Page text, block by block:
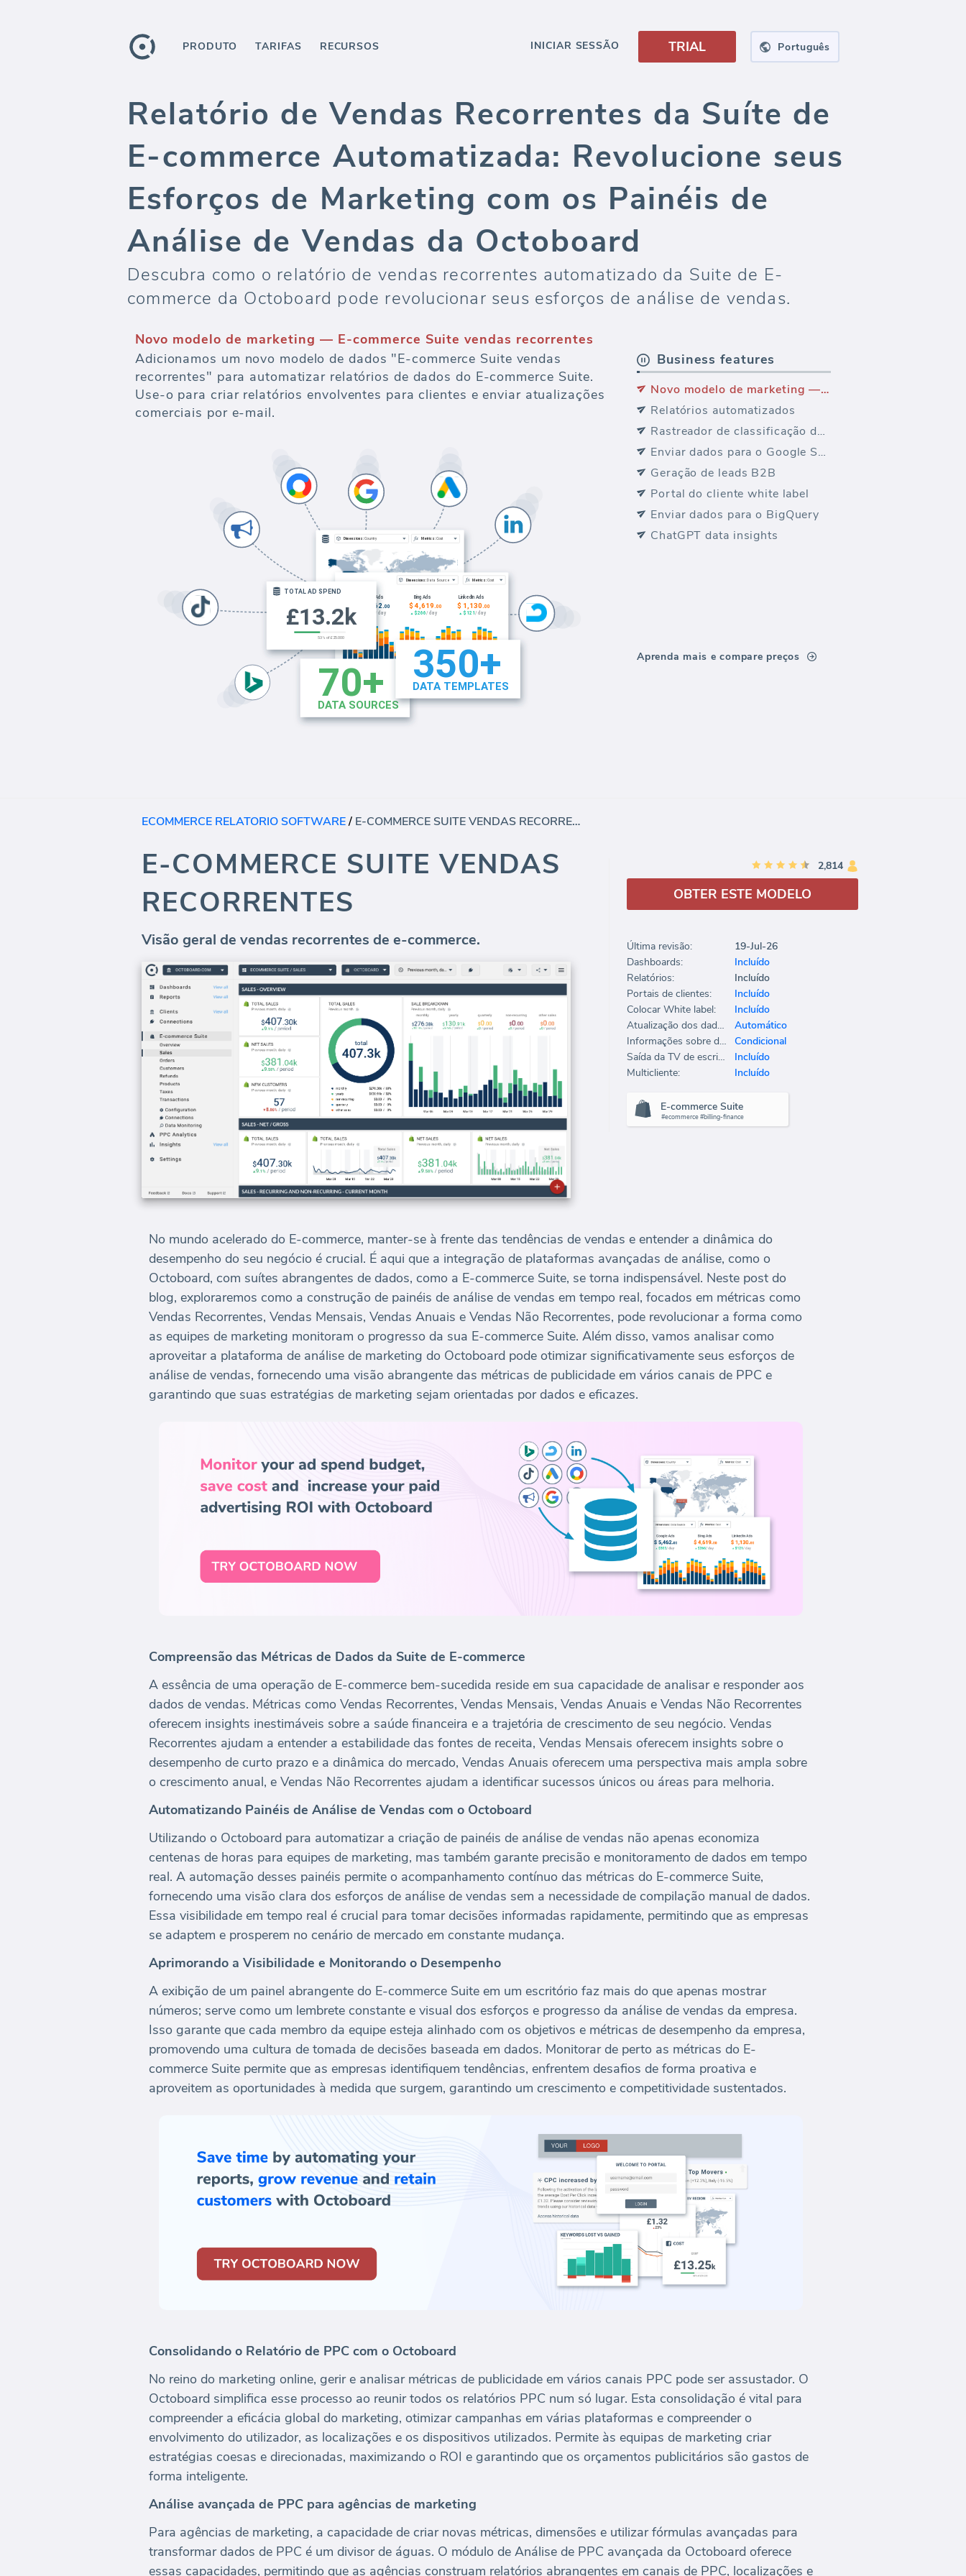
PRODUTO TARIFAS RECURSOS INICIAR SESSÃO TRIAL Português
Relatório de Vendas Recorrentes da Suíte de
E-commerce Automatizada: Revolucione seus
Esforços de Marketing com os Painéis de
Análise de Vendas da Octoboard
Descubra como o relatório de vendas recorrentes automatizado da Suite de E-
commerce da Octoboard pode revolucionar seus esforços de análise de vendas.
Novo modelo de marketing — E-commerce Suite vendas recorrentes
Adicionamos um novo modelo de dados "E-commerce Suite vendas
recorrentes" para automatizar relatórios de dados do E-commerce Suite.
Use-o para criar relatórios envolventes para clientes e enviar atualizações
comerciais por e-mail.
Business features
Novo modelo de marketing — E-commerce Suite vendas recorrentes
Relatórios automatizados
Rastreador de classificação de palavras-chave
Enviar dados para o Google Sheets
Geração de leads B2B
Portal do cliente white label
Enviar dados para o BigQuery
ChatGPT data insights
Aprenda mais e compare preços
ECOMMERCE RELATORIO SOFTWARE/ E-COMMERCE SUITE VENDAS RECORRENTES
E-COMMERCE SUITE VENDAS
RECORRENTES
Visão geral de vendas recorrentes de e-commerce.
No mundo acelerado do E-commerce, manter-se à frente das tendências de vendas e entender a dinâmica do
desempenho do seu negócio é crucial. É aqui que a integração de plataformas avançadas de análise, como o
Octoboard, com suítes abrangentes de dados, como a E-commerce Suite, se torna indispensável. Neste post do
blog, exploraremos como a construção de painéis de análise de vendas em tempo real, focados em métricas como
Vendas Recorrentes, Vendas Mensais, Vendas Anuais e Vendas Não Recorrentes, pode revolucionar a forma como
as equipes de marketing monitoram o progresso da sua E-commerce Suite. Além disso, vamos analisar como
aproveitar a plataforma de análise de marketing do Octoboard pode otimizar significativamente seus esforços de
análise de vendas, fornecendo uma visão abrangente das métricas de publicidade em vários canais de PPC e
garantindo que suas estratégias de marketing sejam orientadas por dados e eficazes.
Compreensão das Métricas de Dados da Suite de E-commerce
A essência de uma operação de E-commerce bem-sucedida reside em sua capacidade de analisar e responder aos
dados de vendas. Métricas como Vendas Recorrentes, Vendas Mensais, Vendas Anuais e Vendas Não Recorrentes
oferecem insights inestimáveis sobre a saúde financeira e a trajetória de crescimento de seu negócio. Vendas
Recorrentes ajudam a entender a estabilidade das fontes de receita, Vendas Mensais oferecem insights sobre o
desempenho de curto prazo e a dinâmica do mercado, Vendas Anuais oferecem uma perspectiva mais ampla sobre
o crescimento anual, e Vendas Não Recorrentes ajudam a identificar sucessos únicos ou áreas para melhoria.
Automatizando Painéis de Análise de Vendas com o Octoboard
Utilizando o Octoboard para automatizar a criação de painéis de análise de vendas não apenas economiza
centenas de horas para equipes de marketing, mas também garante precisão e monitoramento de dados em tempo
real. A automação desses painéis permite o acompanhamento contínuo das métricas do E-commerce Suite,
fornecendo uma visão clara dos esforços de análise de vendas sem a necessidade de compilação manual de dados.
Essa visibilidade em tempo real é crucial para tomar decisões informadas rapidamente, permitindo que as empresas
se adaptem e prosperem no cenário de mercado em constante mudança.
Aprimorando a Visibilidade e Monitorando o Desempenho
A exibição de um painel abrangente do E-commerce Suite em um escritório faz mais do que apenas mostrar
números; serve como um lembrete constante e visual dos esforços e progresso da análise de vendas da empresa.
Isso garante que cada membro da equipe esteja alinhado com os objetivos e métricas de desempenho da empresa,
promovendo uma cultura de tomada de decisões baseada em dados. Monitorar de perto as métricas do E-
commerce Suite permite que as empresas identifiquem tendências, enfrentem desafios de forma proativa e
aproveitem as oportunidades à medida que surgem, garantindo um crescimento e competitividade sustentados.
Consolidando o Relatório de PPC com o Octoboard
No reino do marketing online, gerir e analisar métricas de publicidade em vários canais PPC pode ser assustador. O
Octoboard simplifica esse processo ao reunir todos os relatórios PPC num só lugar. Esta consolidação é vital para
compreender a eficácia global do marketing, otimizar campanhas em várias plataformas e compreender o
envolvimento do utilizador, as localizações e os dispositivos utilizados. Permite às equipas de marketing criar
estratégias coesas e direcionadas, maximizando o ROI e garantindo que os orçamentos publicitários são gastos de
forma inteligente.
Análise avançada de PPC para agências de marketing
Para agências de marketing, a capacidade de criar novas métricas, dimensões e utilizar fórmulas avançadas para
transformar dados de PPC é um divisor de águas. O módulo de Análise de PPC avançada da Octoboard oferece
essas capacidades, permitindo que as agências construam relatórios abrangentes em canais de PPC, localizações e
2,814
OBTER ESTE MODELO
Última revisão:
19-Jul-26
Dashboards:
Incluído
Relatórios:
Incluído
Portais de clientes:
Incluído
Colocar White label:
Incluído
Atualização dos dados:
Automático
Informações sobre dados:
Condicional
Saída da TV de escritório:
Incluído
Multicliente:
Incluído
E-commerce Suite
#ecommerce #billing-finance